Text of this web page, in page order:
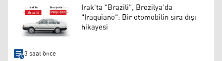
Irak’ta "Brazili", Brezilya’da
"Iraquiano": Bir otomobilin sıra dışı
hikayesi
3 saat önce